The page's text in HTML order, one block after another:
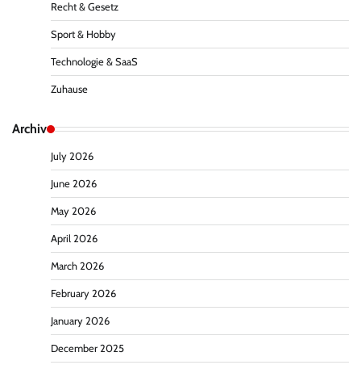
Recht & Gesetz
Sport & Hobby
Technologie & SaaS
Zuhause
Archiv
July 2026
June 2026
May 2026
April 2026
March 2026
February 2026
January 2026
December 2025